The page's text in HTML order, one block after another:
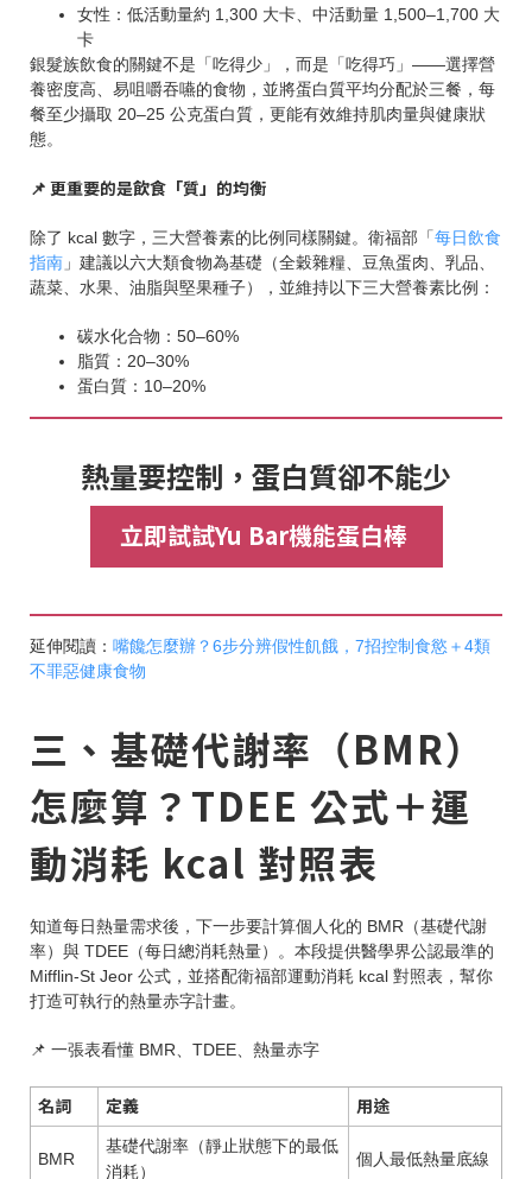
女性：低活動量約 1,300 大卡、中活動量 1,500–1,700 大
卡
銀髮族飲食的關鍵不是「吃得少」，而是「吃得巧」——選擇營
養密度高、易咀嚼吞嚥的食物，並將蛋白質平均分配於三餐，每
餐至少攝取 20–25 公克蛋白質，更能有效維持肌肉量與健康狀
態。
📌 更重要的是飲食「質」的均衡
除了 kcal 數字，三大營養素的比例同樣關鍵。衛福部「每日飲食
指南 」建議以六大類食物為基礎（全穀雜糧、豆魚蛋肉、乳品、
蔬菜、水果、油脂與堅果種子），並維持以下三大營養素比例：
碳水化合物：50–60%
脂質：20–30%
蛋白質：10–20%
熱量要控制，蛋白質卻不能少
立即試試Yu Bar機能蛋白棒
延伸閱讀： 嘴饞怎麼辦？6步分辨假性飢餓，7招控制食慾＋4類
不罪惡健康食物
三、基礎代謝率（BMR）
怎麼算？TDEE 公式＋運
動消耗 kcal 對照表
知道每日熱量需求後，下一步要計算個人化的 BMR（基礎代謝
率）與 TDEE（每日總消耗熱量）。本段提供醫學界公認最準的
Mifflin-St Jeor 公式，並搭配衛福部運動消耗 kcal 對照表，幫你
打造可執行的熱量赤字計畫。
📌 一張表看懂 BMR、TDEE、熱量赤字
名詞 定義 用途
BMR
基礎代謝率（靜止狀態下的最低
消耗）
個人最低熱量底線